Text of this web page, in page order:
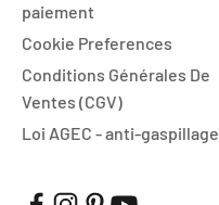
paiement
Cookie Preferences
Conditions Générales De
Ventes (CGV)
Loi AGEC - anti-gaspillage